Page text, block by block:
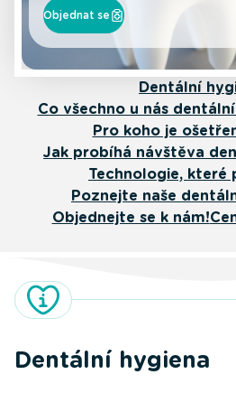
Objednat se
Dentální
Co všechno u nás
Pro koho je
Jak probíhá návštěva
Technologie, které
Poznejte naše
Objednejte se k nám!
Dentální hygiena